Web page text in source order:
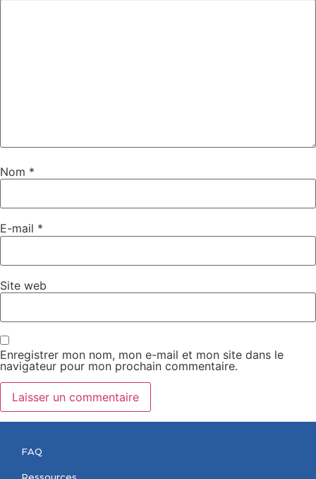
Nom *
E-mail *
Site web
Enregistrer mon nom, mon e-mail et mon site dans le
navigateur pour mon prochain commentaire.
FAQ